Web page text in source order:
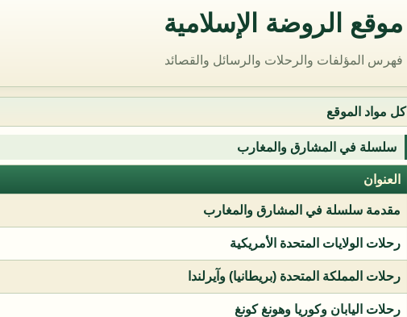
موقع الروضة الإسلامية
فهرس المؤلفات والرحلات والرسائل والقصائد
كل مواد الموقع
سلسلة في المشارق والمغارب
العنوان
مقدمة سلسلة في المشارق والمغارب
رحلات الولايات المتحدة الأمريكية
رحلات المملكة المتحدة (بريطانيا) وآيرلندا
رحلات اليابان وكوريا وهونغ كونغ